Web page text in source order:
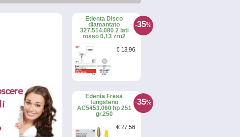
-35%
Edenta Disco
diamantato
327.514.080 2 lati
rosso 0,13 zro2
€ 13 ,96
-35%
Edenta Fresa
tungsteno
AC5453.060 hp 251
gr.250
€ 27 ,56